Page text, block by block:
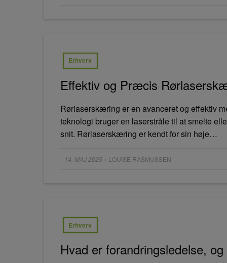
Erhverv
Effektiv og Præcis
Rørlaserskæring er en avanceret og effektiv
teknologi bruger en laserstråle til at smelte
snit. Rørlaserskæring er kendt for sin høje…
Posted
14. MAJ 2025 • LOUISE RASMUSSEN
Erhverv
Hvad er forandringsledelse,